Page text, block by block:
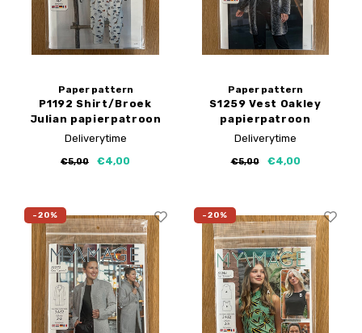
Paper pattern
P1192 Shirt/Broek
Julian papierpatroon
Deliverytime
€5,00 €4,00
Paper pattern
S1259 Vest Oakley
papierpatroon
Deliverytime
€5,00 €4,00
-20% -20%